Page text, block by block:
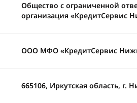
Общество с ограниченной
организация «КредитСервис
ООО МФО «КредитСервис
665106, Иркутская область, г.